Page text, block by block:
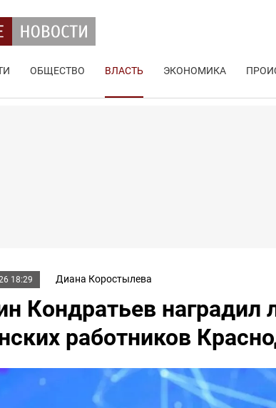
ОБЩЕСТВО ВЛАСТЬ ЭКОНОМИКА
18:29 Диана Коростылева
Кондратьев наградил
работников